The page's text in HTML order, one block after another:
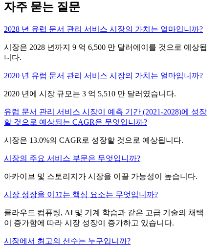
자주 묻는 질문
2028 년 유럽 문서 관리 서비스 시장의 가치는 얼마입니까?
시장은 2028 년까지 9 억 6,500 만 달러에이를 것으로 예상됩
니다.
2020 년 유럽 문서 관리 서비스 시장의 가치는 얼마입니까?
2020 년에 시장 규모는 3 억 5,510 만 달러였습니다.
유럽 ​​문서 관리 서비스 시장이 예측 기간 (2021-2028)에 성장
할 것으로 예상되는 CAGR은 무엇입니까?
시장은 13.0%의 CAGR로 성장할 것으로 예상됩니다.
시장의 주요 서비스 부문은 무엇입니까?
아카이브 및 스토리지가 시장을 이끌 가능성이 높습니다.
시장 성장을 이끄는 핵심 요소는 무엇입니까?
클라우드 컴퓨팅, AI 및 기계 학습과 같은 고급 기술의 채택
이 증가함에 따라 시장 성장이 증가하고 있습니다.
시장에서 최고의 선수는 누구입니까?